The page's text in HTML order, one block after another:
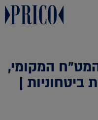
המקומי,
ביטחוניות |